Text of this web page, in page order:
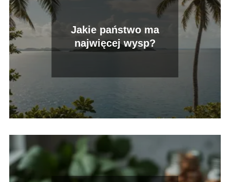
Jakie państwo ma
najwięcej wysp?